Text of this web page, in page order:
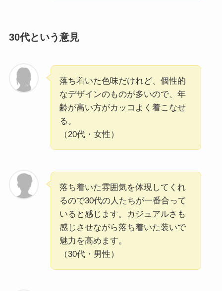
30代という意見
落ち着いた色味だけれど、個性的
なデザインのものが多いので、年
齢が高い方がカッコよく着こなせ
る。
（20代・女性）
落ち着いた雰囲気を体現してくれ
るので30代の人たちが一番合って
いると感じます。カジュアルさも
感じさせながら落ち着いた装いで
魅力を高めます。
（30代・男性）